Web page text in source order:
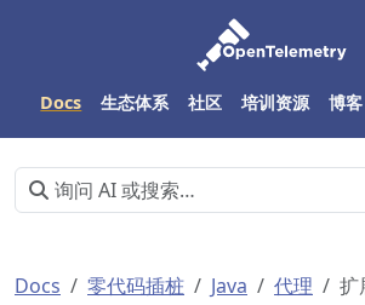
Docs 生态体系 社区 培训资源 博客
Docs 零代码插桩 Java 代理 扩